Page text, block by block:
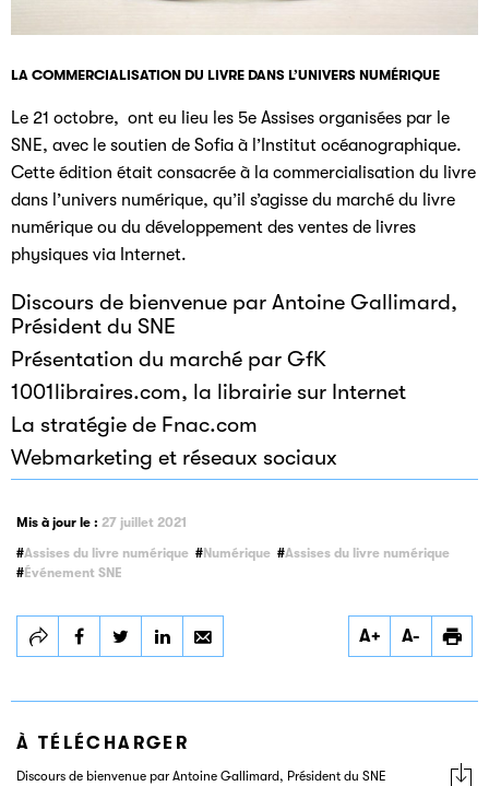
LA COMMERCIALISATION DU LIVRE DANS L’UNIVERS NUMÉRIQUE
Le 21 octobre, ont eu lieu les 5e Assises organisées par le
SNE, avec le soutien de Sofia à l’Institut océanographique.
Cette édition était consacrée à la commercialisation du livre
dans l’univers numérique, qu’il s’agisse du marché du livre
numérique ou du développement des ventes de livres
physiques via Internet.
Discours de bienvenue par Antoine Gallimard,
Président du SNE
Présentation du marché par GfK
1001libraires.com, la librairie sur Internet
La stratégie de Fnac.com
Webmarketing et réseaux sociaux
Mis à jour le : 27 juillet 2021
Assises du livre numérique
Numérique
Assises du livre numérique
Événement SNE
Partager
Assises du livre
Partager
Assises du livre
Partager
Assises du livre
A+ A-
À TÉLÉCHARGER
Discours de bienvenue par Antoine Gallimard, Président du SNE